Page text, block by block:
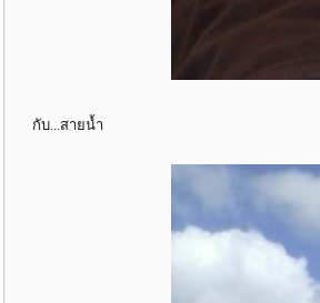
กับ...สายน้ำ